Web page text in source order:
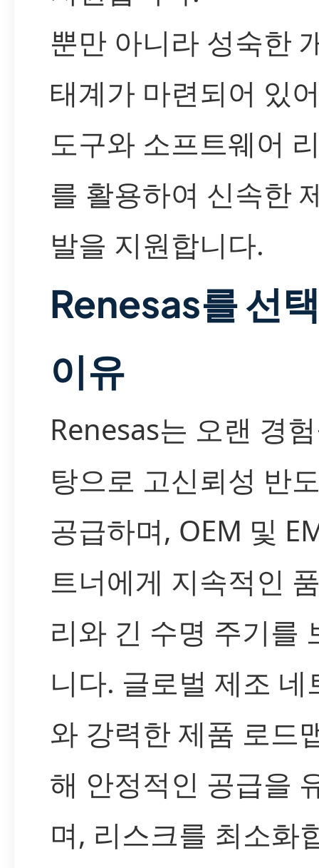
뿐만 아니라 성숙한
태계가 마련되어 있
도구와 소프트웨어
를 활용하여 신속한
발을 지원합니다.
Renesas를 선
이유
Renesas는 오랜 경
탕으로 고신뢰성 반
공급하며, OEM 및
트너에게 지속적인
리와 긴 수명 주기를
니다. 글로벌 제조 네
와 강력한 제품 로드
해 안정적인 공급을
며, 리스크를 최소화